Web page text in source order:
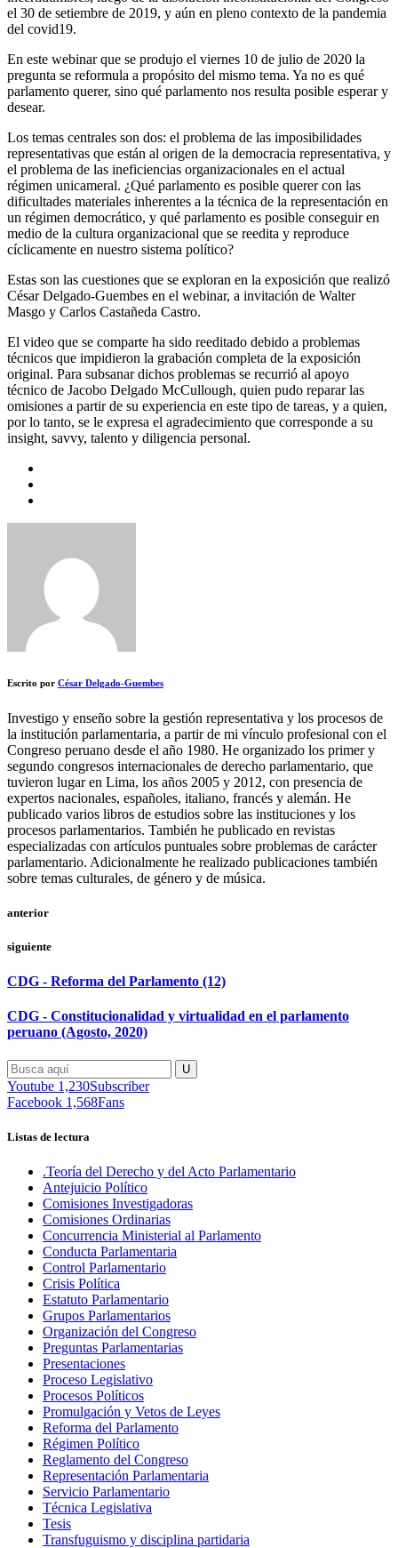
el 30 de setiembre de 2019, y aún en pleno contexto de la pandemia
del covid19.
En este webinar que se produjo el viernes 10 de julio de 2020 la
pregunta se reformula a propósito del mismo tema. Ya no es qué
parlamento querer, sino qué parlamento nos resulta posible esperar y
desear.
Los temas centrales son dos: el problema de las imposibilidades
representativas que están al origen de la democracia representativa, y
el problema de las ineficiencias organizacionales en el actual
régimen unicameral. ¿Qué parlamento es posible querer con las
dificultades materiales inherentes a la técnica de la representación en
un régimen democrático, y qué parlamento es posible conseguir en
medio de la cultura organizacional que se reedita y reproduce
cíclicamente en nuestro sistema político?
Estas son las cuestiones que se exploran en la exposición que realizó
César Delgado-Guembes en el webinar, a invitación de Walter
Masgo y Carlos Castañeda Castro.
El video que se comparte ha sido reeditado debido a problemas
técnicos que impidieron la grabación completa de la exposición
original. Para subsanar dichos problemas se recurrió al apoyo
técnico de Jacobo Delgado McCullough, quien pudo reparar las
omisiones a partir de su experiencia en este tipo de tareas, y a quien,
por lo tanto, se le expresa el agradecimiento que corresponde a su
insight, savvy, talento y diligencia personal.
Escrito por César Delgado-Guembes
Investigo y enseño sobre la gestión representativa y los procesos de
la institución parlamentaria, a partir de mi vínculo profesional con el
Congreso peruano desde el año 1980. He organizado los primer y
segundo congresos internacionales de derecho parlamentario, que
tuvieron lugar en Lima, los años 2005 y 2012, con presencia de
expertos nacionales, españoles, italiano, francés y alemán. He
publicado varios libros de estudios sobre las instituciones y los
procesos parlamentarios. También he publicado en revistas
especializadas con artículos puntuales sobre problemas de carácter
parlamentario. Adicionalmente he realizado publicaciones también
sobre temas culturales, de género y de música.
anterior
siguiente
CDG - Reforma del Parlamento (12)
CDG - Constitucionalidad y virtualidad en el parlamento
peruano (Agosto, 2020)
Youtube 1,230Subscriber
Facebook 1,568Fans
Listas de lectura
.Teoría del Derecho y del Acto Parlamentario
Antejuicio Político
Comisiones Investigadoras
Comisiones Ordinarias
Concurrencia Ministerial al Parlamento
Conducta Parlamentaria
Control Parlamentario
Crisis Política
Estatuto Parlamentario
Grupos Parlamentarios
Organización del Congreso
Preguntas Parlamentarias
Presentaciones
Proceso Legislativo
Procesos Políticos
Promulgación y Vetos de Leyes
Reforma del Parlamento
Régimen Político
Reglamento del Congreso
Representación Parlamentaria
Servicio Parlamentario
Técnica Legislativa
Tesis
Transfuguismo y disciplina partidaria